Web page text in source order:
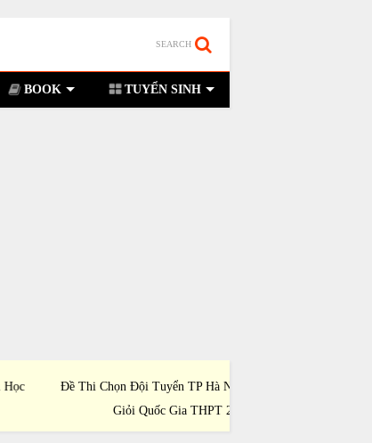
SEARCH
BOOK TUYỂN SINH
Đội Tuyển TP Hà Nội Dự Thi Học Sinh
Giỏi Quốc Gia THPT 2023-2024